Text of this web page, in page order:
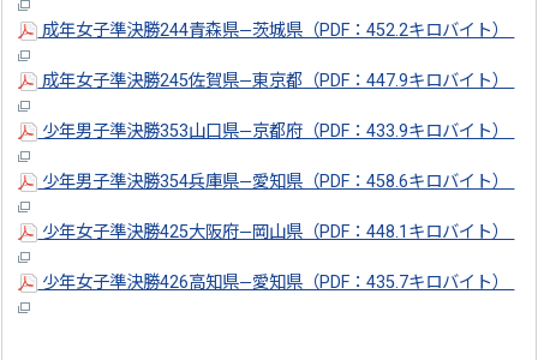
成年女子準決勝244青森県―茨城県（PDF：452.2キロバイト）
成年女子準決勝245佐賀県―東京都（PDF：447.9キロバイト）
少年男子準決勝353山口県―京都府（PDF：433.9キロバイト）
少年男子準決勝354兵庫県―愛知県（PDF：458.6キロバイト）
少年女子準決勝425大阪府―岡山県（PDF：448.1キロバイト）
少年女子準決勝426高知県―愛知県（PDF：435.7キロバイト）